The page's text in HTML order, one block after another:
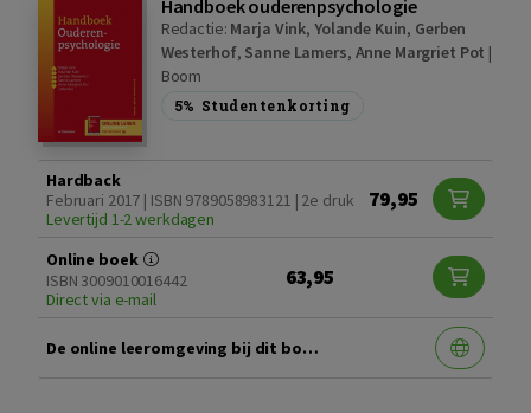
Handboek ouderenpsychologie
Redactie: Marja Vink, Yolande Kuin, Gerben
Westerhof, Sanne Lamers, Anne Margriet Pot |
Boom
5% Studentenkorting
Hardback
Februari 2017 | ISBN 9789058983121 | 2e druk
Levertijd 1-2 werkdagen
79,95
Online boek
ISBN 3009010016442
Direct via e-mail
63,95
De online leeromgeving bij dit boek